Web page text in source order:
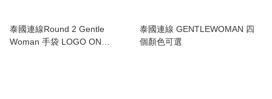
泰國連線Round 2 Gentle
Woman 手袋 LOGO ON
泰國連線 GENTLEWOMAN 四
個顏色可選